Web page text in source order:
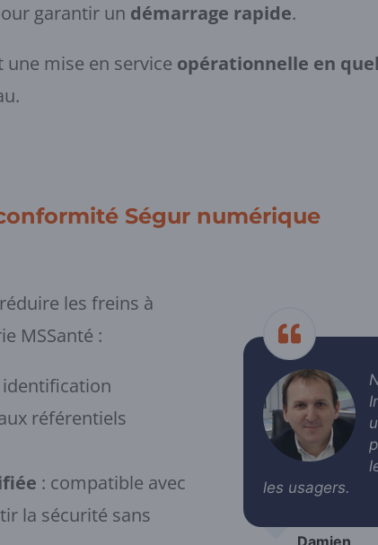
garantir un démarrage rapide.
mise en service opérationnelle en
Ségur numérique
les freins à
MSSanté :
identification
référentiels
: compatible avec
la sécurité sans
les usagers.
Damien